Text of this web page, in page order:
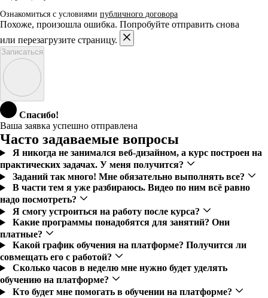
Ознакомиться с условиями публичного договора
Похоже, произошла ошибка. Попробуйте отправить снова
или перезагрузите страницу.
Записаться
Спасибо!
Ваша заявка успешно отправлена
Часто задаваемые вопросы
Я никогда не занимался веб-дизайном, а курс построен на
практических задачах. У меня получится?
Заданий так много! Мне обязательно выполнять все?
В части тем я уже разбираюсь. Видео по ним всё равно
надо посмотреть?
Я смогу устроиться на работу после курса?
Какие программы понадобятся для занятий? Они
платные?
Какой график обучения на платформе? Получится ли
совмещать его с работой?
Сколько часов в неделю мне нужно будет уделять
обучению на платформе?
Кто будет мне помогать в обучении на платформе?